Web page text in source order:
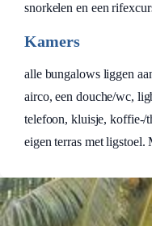
snorkelen en een
Kamers
alle bungalows liggen
airco, een douche/wc,
telefoon, kluisje, koffie-/
eigen terras met ligstoel.